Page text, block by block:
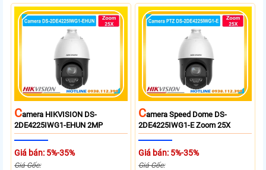
CAmera HIKVISION DS-
2DE4225IWG1-EHUN 2MP
Giá bán: 5%-35%
Giá Gốc:
CAmera Speed Dome DS-
2DE4225IWG1-E Zoom 25X
Giá bán: 5%-35%
Giá Gốc: